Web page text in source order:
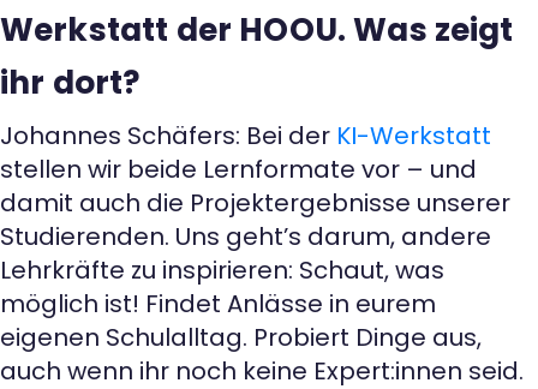
Werkstatt der HOOU. Was zeigt
ihr dort?
Johannes Schäfers: Bei der KI-Werkstatt
stellen wir beide Lernformate vor – und
damit auch die Projektergebnisse unserer
Studierenden. Uns geht’s darum, andere
Lehrkräfte zu inspirieren: Schaut, was
möglich ist! Findet Anlässe in eurem
eigenen Schulalltag. Probiert Dinge aus,
auch wenn ihr noch keine Expert:innen seid.